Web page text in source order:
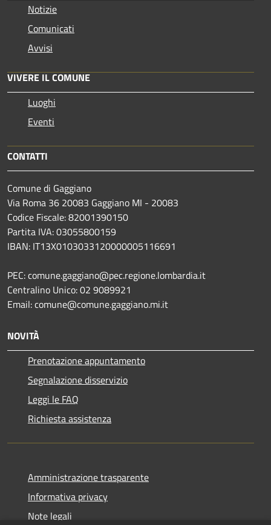
Notizie
Comunicati
Avvisi
VIVERE IL COMUNE
Luoghi
Eventi
CONTATTI
Comune di Gaggiano
Via Roma 36 20083 Gaggiano MI - 20083
Codice Fiscale: 82001390150
Partita IVA: 03055800159
IBAN: IT13X0103033120000005116691
PEC: comune.gaggiano@pec.regione.lombardia.it
Centralino Unico: 02 9089921
Email: comune@comune.gaggiano.mi.it
NOVITÀ
Prenotazione appuntamento
Segnalazione disservizio
Leggi le FAQ
Richiesta assistenza
Amministrazione trasparente
Informativa privacy
Note legali